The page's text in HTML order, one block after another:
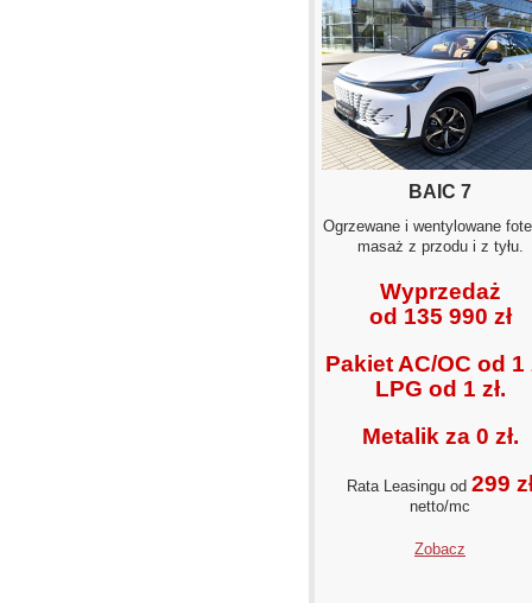
BAIC 7
Ogrzewane i wentylowane
masaż z przodu i z tyłu.
Wyprzedaż
od 135 990 zł
Pakiet AC/OC od 1
LPG od 1 zł.
Metalik za 0 zł.
Rata Leasingu od 299
netto/mc
Zobacz